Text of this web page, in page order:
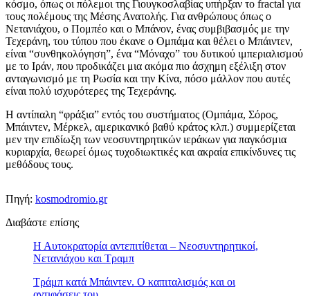
κόσμο, όπως οι πόλεμοι της Γιουγκοσλαβίας υπήρξαν το fractal για
τους πολέμους της Μέσης Ανατολής. Για ανθρώπους όπως ο
Νετανιάχου, ο Πομπέο και ο Μπάνον, ένας συμβιβασμός με την
Τεχεράνη, του τύπου που έκανε ο Ομπάμα και θέλει ο Μπάιντεν,
είναι “συνθηκολόγηση”, ένα “Μόναχο” του δυτικού ιμπεριαλισμού
με το Ιράν, που προδικάζει μια ακόμα πιο άσχημη εξέλιξη στον
ανταγωνισμό με τη Ρωσία και την Κίνα, πόσο μάλλον που αυτές
είναι πολύ ισχυρότερες της Τεχεράνης.
Η αντίπαλη “φράξια” εντός του συστήματος (Ομπάμα, Σόρος,
Μπάιντεν, Μέρκελ, αμερικανικό βαθύ κράτος κλπ.) συμμερίζεται
μεν την επιδίωξη των νεοσυντηρητικών ιεράκων για παγκόσμια
κυριαρχία, θεωρεί όμως τυχοδιωκτικές και ακραία επικίνδυνες τις
μεθόδους τους.
Πηγή: kosmodromio.gr
Διαβάστε επίσης
Η Αυτοκρατορία αντεπιτίθεται – Νεοσυντηρητικοί,
Νετανιάχου και Τραμπ
Τράμπ κατά Μπάιντεν. Ο καπιταλισμός και οι